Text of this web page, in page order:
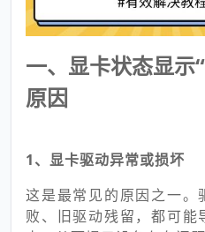
一、显卡状态显示
原因
1、显卡驱动异常或损坏
这是最常见的原因之一。
败、旧驱动残留，都可能